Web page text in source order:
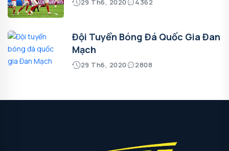
29 Th6, 2020 4362
Đội Tuyển Bóng Đá Quốc Gia Đan
Mạch
29 Th6, 2020 2808